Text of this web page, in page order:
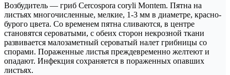
Возбудитель — гриб Cercospora coryli Мопtem. Пятна на
листьях многочисленные, мелкие, 1-3 мм в диаметре, красно-
бурого цвета. Со временем пятна сливаются, в центре
становятся сероватыми, с обеих сторон некрозной ткани
развивается малозаметный сероватый налет грибницы со
спорами. Пораженные листья преждевременно желтеют и
опадают. Инфекция сохраняется в пораженных опавших
листьях.